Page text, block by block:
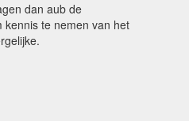
dan aub de
kennis te nemen van het